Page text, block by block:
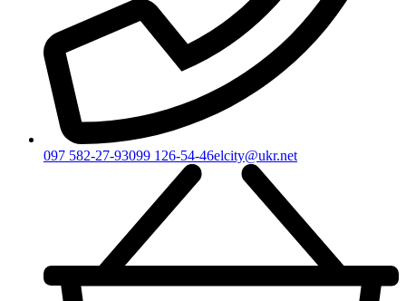
097 582-27-93099 126-54-46elcity@ukr.net